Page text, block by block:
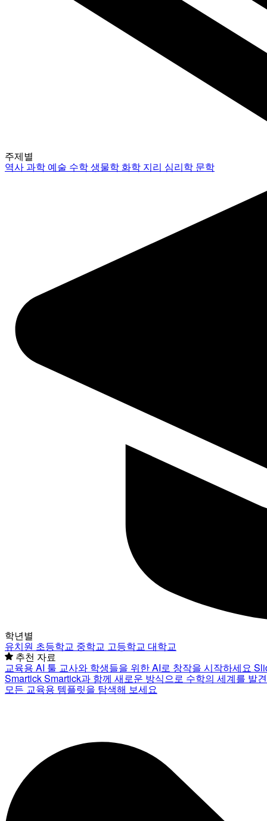
주제별
역사과학 예술 수학생물학 화학 지리 심리학 문학
학년별
유치원 초등학교 중학교 고등학교 대학교
추천 자료
교육용 AI 툴 교사와 학생들을 위한 AI로 창작을 시작하세요
SmartickSmartick과 함께 새로운 방식으로 수학의 세계를 발
모든 교육용 템플릿을 탐색해 보세요